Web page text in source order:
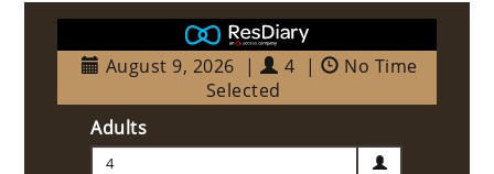
August 9, 2026 | 4 |
No Time
Selected
Adults
4